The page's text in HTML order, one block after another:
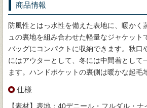
商品情報
防風性とはっ水性を備えた表地に、暖かく
ュの裏地を組み合わせた軽量なジャケット
バッグにコンパクトに収納できます。秋口
にはアウターとして、冬には中間着として
ます。ハンドポケットの裏側は暖かな起毛
仕様
【素材】表地：40デニール・フルダル・